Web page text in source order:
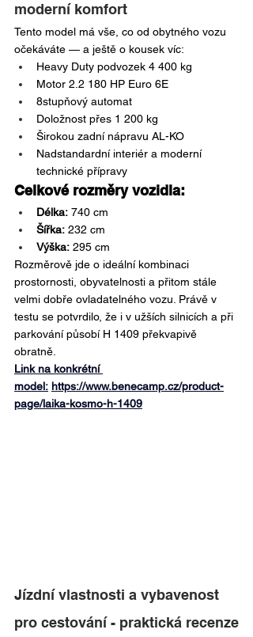
moderní komfort
Tento model má vše, co od obytného vozu
očekáváte — a ještě o kousek víc:
Heavy Duty podvozek 4 400 kg
Motor 2.2 180 HP Euro 6E
8stupňový automat
Doložnost přes 1 200 kg
Širokou zadní nápravu AL-KO
Nadstandardní interiér a moderní
technické přípravy
Celkové rozměry vozidla:
Délka: 740 cm
Šířka: 232 cm
Výška: 295 cm
Rozměrově jde o ideální kombinaci
prostornosti, obyvatelnosti a přitom stále
velmi dobře ovladatelného vozu. Právě v
testu se potvrdilo, že i v užších silnicích a při
parkování působí H 1409 překvapivě
obratně.
Link na konkrétní
model: https://www.benecamp.cz/product-
page/laika-kosmo-h-1409
Jízdní vlastnosti a vybavenost
pro cestování - praktická recenze